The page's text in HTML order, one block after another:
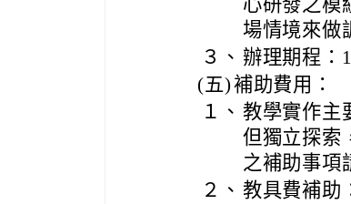
心研發之模
場情境來做
３、 辦理期程：
(五)補助費用：
１、 教學實作主
但獨立探索
之補助事項
２、 教具費補助